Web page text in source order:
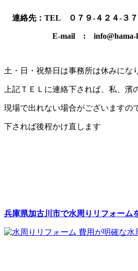
連絡先：TEL ０７９-４２４-３７
E-mail : info@hama-
土・日・祝祭日は事務所は休みにな
上記ＴＥＬに連絡下されば、私、濱
現場で出れない場合がございますの
下されば後程かけ直します
兵庫県加古川市で水周りリフォーム